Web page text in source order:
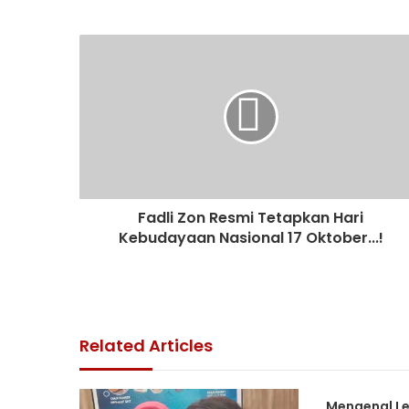
21/05/2026
Fadli Zon Resmi Tetapkan Hari
Kebudayaan Nasional 17 Oktober...!
Related Articles